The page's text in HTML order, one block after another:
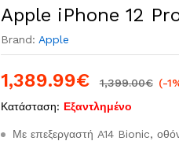
Apple iPhone 12
Brand: Apple
1,389.99€ 1,399.00€ (-
Κατάσταση: Εξαντλημένο
Με επεξεργαστή A14 Bionic,